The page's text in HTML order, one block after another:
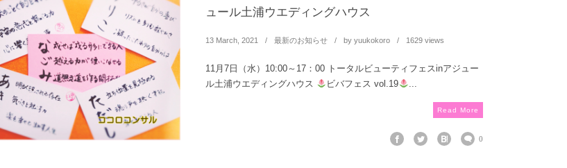
ュール土浦ウエディングハウス
13 March 2021 最新のお知らせ by yuukokoro 1629 views
11月7日（水）10:00～17：00 トータルビューティフェスinアジュー
ル土浦ウエディングハウス
ビバフェス vol.19 ...
Read More
0